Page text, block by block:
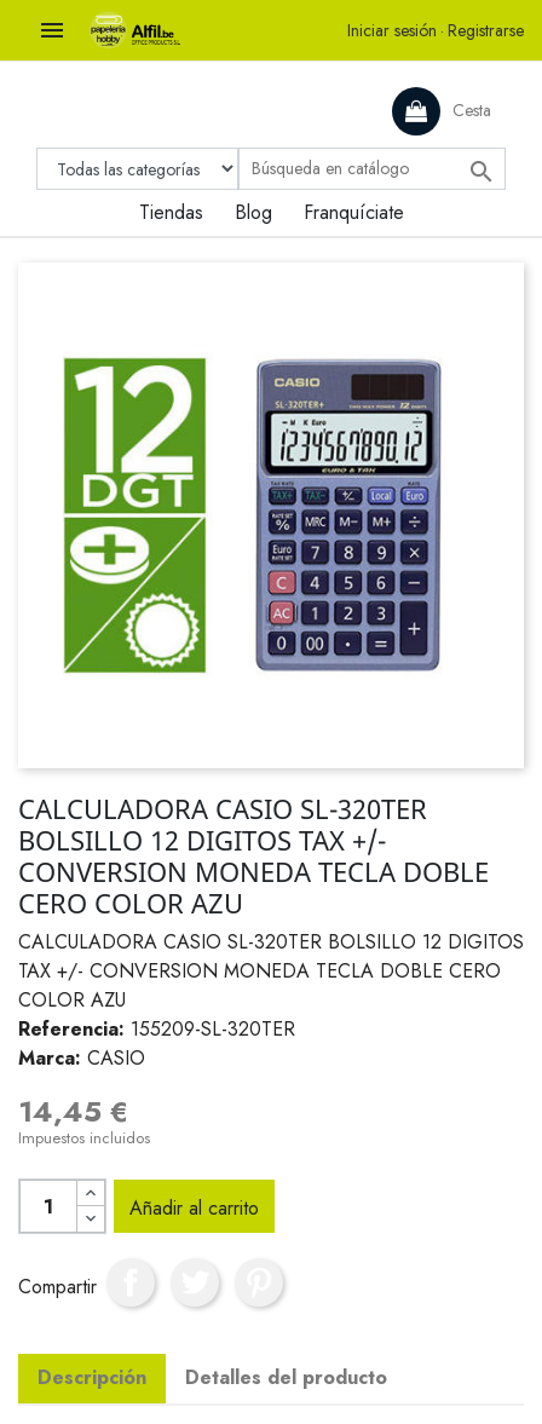
 Iniciar sesión · Registrarse
Cesta

Tiendas Blog Franquíciate
CALCULADORA CASIO SL-320TER
BOLSILLO 12 DIGITOS TAX +/-
CONVERSION MONEDA TECLA DOBLE
CERO COLOR AZU
CALCULADORA CASIO SL-320TER BOLSILLO 12 DIGITOS
TAX +/- CONVERSION MONEDA TECLA DOBLE CERO
COLOR AZU
Referencia: 155209-SL-320TER
Marca: CASIO
14,45 €
Impuestos incluidos
Añadir al carrito
Compartir
Descripción Detalles del producto